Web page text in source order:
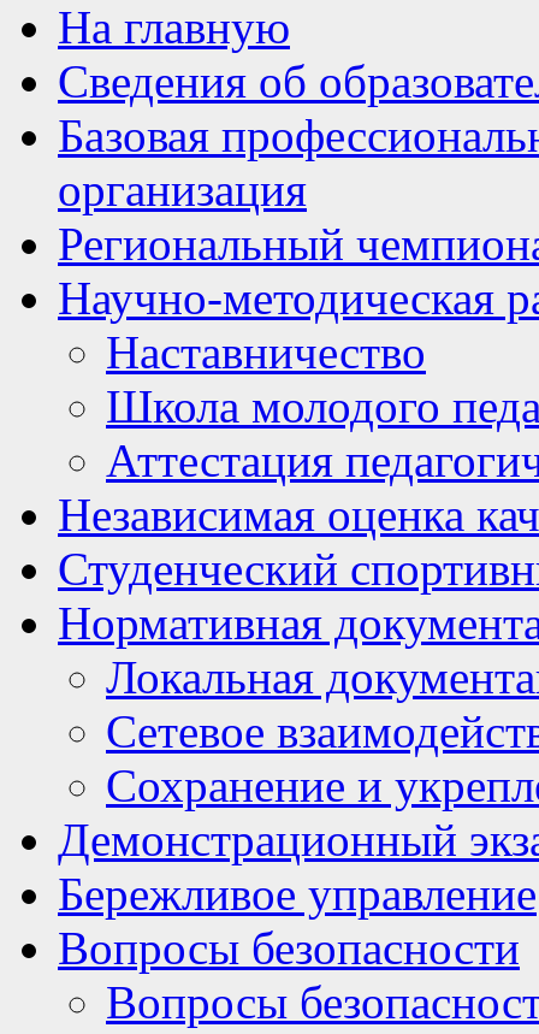
На главную
Сведения об
Базовая
организация
Региональный
Научно-методическая
Наставничество
Школа молодого
Аттестация
Независимая оценка
Студенческий
Нормативная
Локальная
Сетевое
Сохранение и
Демонстрационный
Бережливое управление
Вопросы безопасности
Вопросы